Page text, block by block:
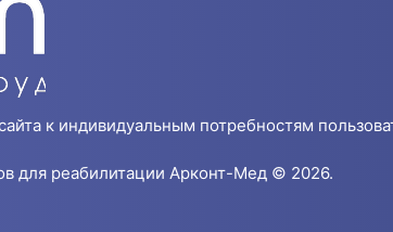
к индивидуальным потребностям
для реабилитации Арконт-Мед © 2026.